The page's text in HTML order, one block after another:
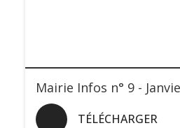
Mairie Infos n° 9 -
TÉLÉCHARGER